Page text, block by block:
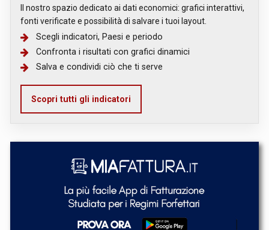
Il nostro spazio dedicato ai dati economici: grafici interattivi,
fonti verificate e possibilità di salvare i tuoi layout.
Scegli indicatori, Paesi e periodo
Confronta i risultati con grafici dinamici
Salva e condividi ciò che ti serve
Scopri tutti gli indicatori